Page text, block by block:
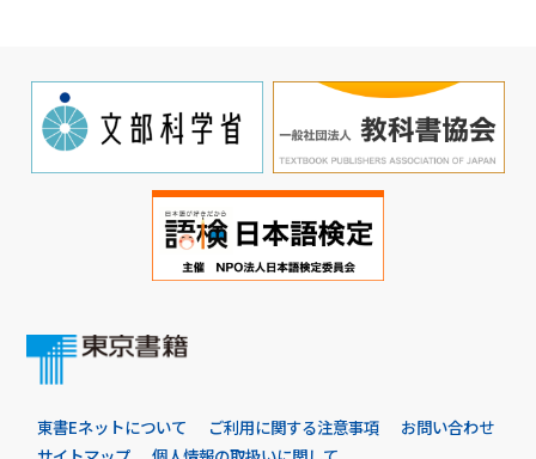
東書Eネットについて ご利用に関する注意事項
お問い合わせ